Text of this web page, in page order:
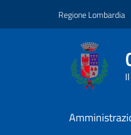
Regione Lombardia